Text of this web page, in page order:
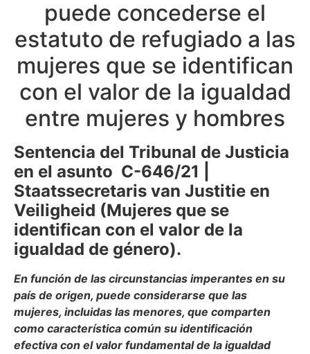
puede concederse el
estatuto de refugiado a las
mujeres que se identifican
con el valor de la igualdad
entre mujeres y hombres
Sentencia del Tribunal de Justicia
en el asunto C-646/21 |
Staatssecretaris van Justitie en
Veiligheid (Mujeres que se
identifican con el valor de la
igualdad de género).
En función de las circunstancias imperantes en su
país de origen, puede considerarse que las
mujeres, incluidas las menores, que comparten
como característica común su identificación
efectiva con el valor fundamental de la igualdad